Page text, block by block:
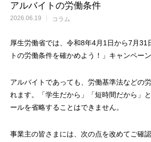
Warning
アルバイトの労働条件
2026.06.19 コラム
厚生労働省では、令和8年4月1日から7月31
トの労働条件を確かめよう！」キャンペー
アルバイトであっても、労働基準法などの
れます。「学生だから」「短時間だから」
ールを省略することはできません。
事業主の皆さまには、次の点を改めてご確